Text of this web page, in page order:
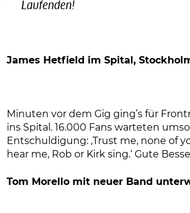
Laufenden!
James Hetfield im Spital,
Minuten vor dem Gig ging’s für
ins Spital. 16.000 Fans warteten
Entschuldigung: ‚Trust me, none of
hear me, Rob or Kirk sing.‘ Gute
Tom Morello mit neuer Band